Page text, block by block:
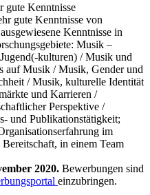
gute Kenntnisse
gute Kenntnisse von
Kenntnisse in
Musik –
kulturen) / Musik und
Musik / Musik, Gender und
/ Musik, kulturelle Identität
und Karrieren /
Perspektive /
und Publikationstätigkeit;
im
in einem Team
2020. Bewerbungen sind
einzubringen.